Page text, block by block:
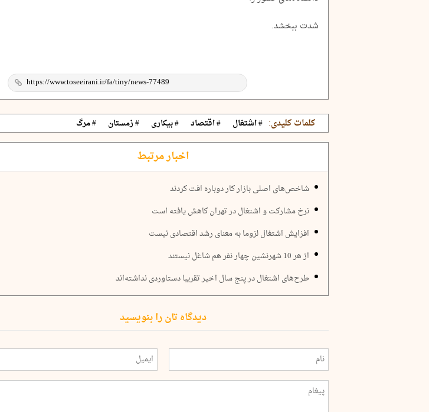
شدت ببخشد.
کلمات کلیدی: # اشتغال # اقتصاد # بیکاری # زمستان # مرگ
اخبار مرتبط
شاخص‌های اصلی بازار کار دوباره افت کردند
نرخ مشارکت و اشتغال در تهران کاهش یافته است
افزایش اشتغال لزوما به معنای رشد اقتصادی نیست
از هر 10 شهرنشین چهار نفر هم شاغل نیستند
طرح‌های اشتغال در پنج سال اخیر تقریبا دستاوردی نداشته‌اند
دیدگاه تان را بنویسید